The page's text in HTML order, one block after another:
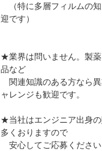
（特に多層フィルムの
迎です）
★業界は問いません。製
品など
関連知識のある方なら
ャレンジも歓迎です。
★当社はエンジニア出身
多くおりますので
安心してご応募ください